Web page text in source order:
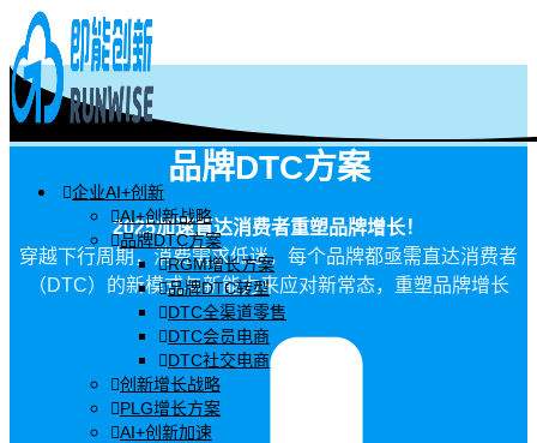
企业AI+创新
AI+创新战略
品牌DTC方案
RGM增长方案
品牌DTC转型
DTC全渠道零售
DTC会员电商
DTC社交电商
创新增长战略
PLG增长方案
AI+创新加速
品牌DTC方案
2025加速直达消费者重塑品牌增长！
穿越下行周期，消费需求低迷，每个品牌都亟需直达消费者
（DTC）的新模式与新能力来应对新常态，重塑品牌增长